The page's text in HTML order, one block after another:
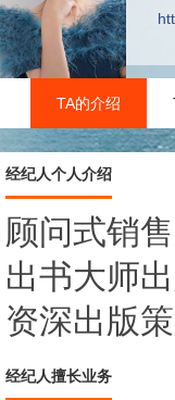
TA的介绍
经纪人个人介绍
顾问式销
出书大师
资深出版策
经纪人擅长业务